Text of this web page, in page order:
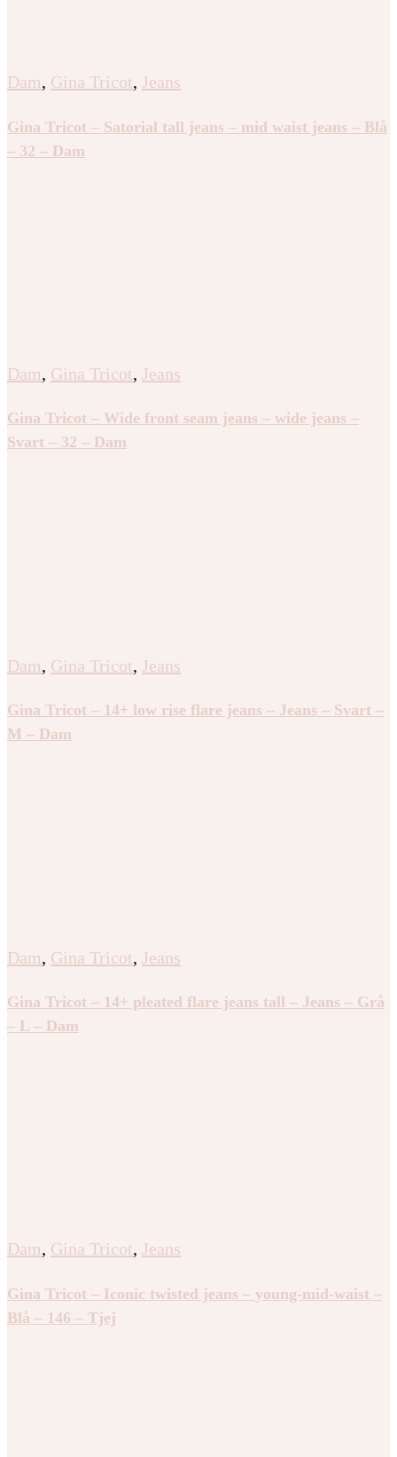
Dam, Gina Tricot, Jeans
Gina Tricot – Satorial tall jeans – mid waist jeans – Blå
– 32 – Dam
Dam, Gina Tricot, Jeans
Gina Tricot – Wide front seam jeans – wide jeans –
Svart – 32 – Dam
Dam, Gina Tricot, Jeans
Gina Tricot – 14+ low rise flare jeans – Jeans – Svart –
M – Dam
Dam, Gina Tricot, Jeans
Gina Tricot – 14+ pleated flare jeans tall – Jeans – Grå
– L – Dam
Dam, Gina Tricot, Jeans
Gina Tricot – Iconic twisted jeans – young-mid-waist –
Blå – 146 – Tjej